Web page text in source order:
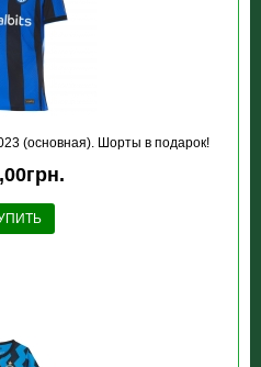
(основная). Шорты в подарок!